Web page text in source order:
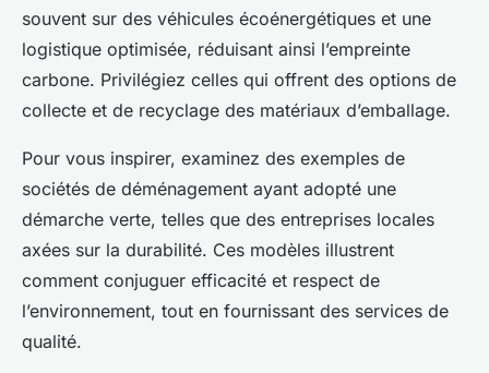
souvent sur des véhicules écoénergétiques et une
logistique optimisée, réduisant ainsi l’empreinte
carbone. Privilégiez celles qui offrent des options de
collecte et de recyclage des matériaux d’emballage.
Pour vous inspirer, examinez des exemples de
sociétés de déménagement ayant adopté une
démarche verte, telles que des entreprises locales
axées sur la durabilité. Ces modèles illustrent
comment conjuguer efficacité et respect de
l’environnement, tout en fournissant des services de
qualité.